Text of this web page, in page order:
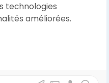
technologies
améliorées.